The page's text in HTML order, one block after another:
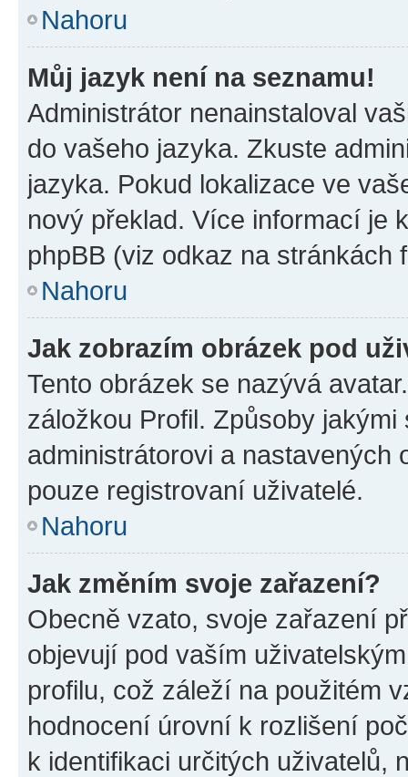
Nahoru
Můj jazyk není na seznamu!
Administrátor nenainstaloval
do vašeho jazyka. Zkuste
jazyka. Pokud lokalizace ve
nový překlad. Více informací je
phpBB (viz odkaz na stránkách
Nahoru
Jak zobrazím obrázek pod
Tento obrázek se nazývá
záložkou Profil. Způsoby
administrátorovi a nastavených
pouze registrovaní uživatelé.
Nahoru
Jak změním svoje zařazení?
Obecně vzato, svoje zařazení
objevují pod vaším
profilu, což záleží na použitém
hodnocení úrovní k rozlišení
k identifikaci určitých uživatelů,